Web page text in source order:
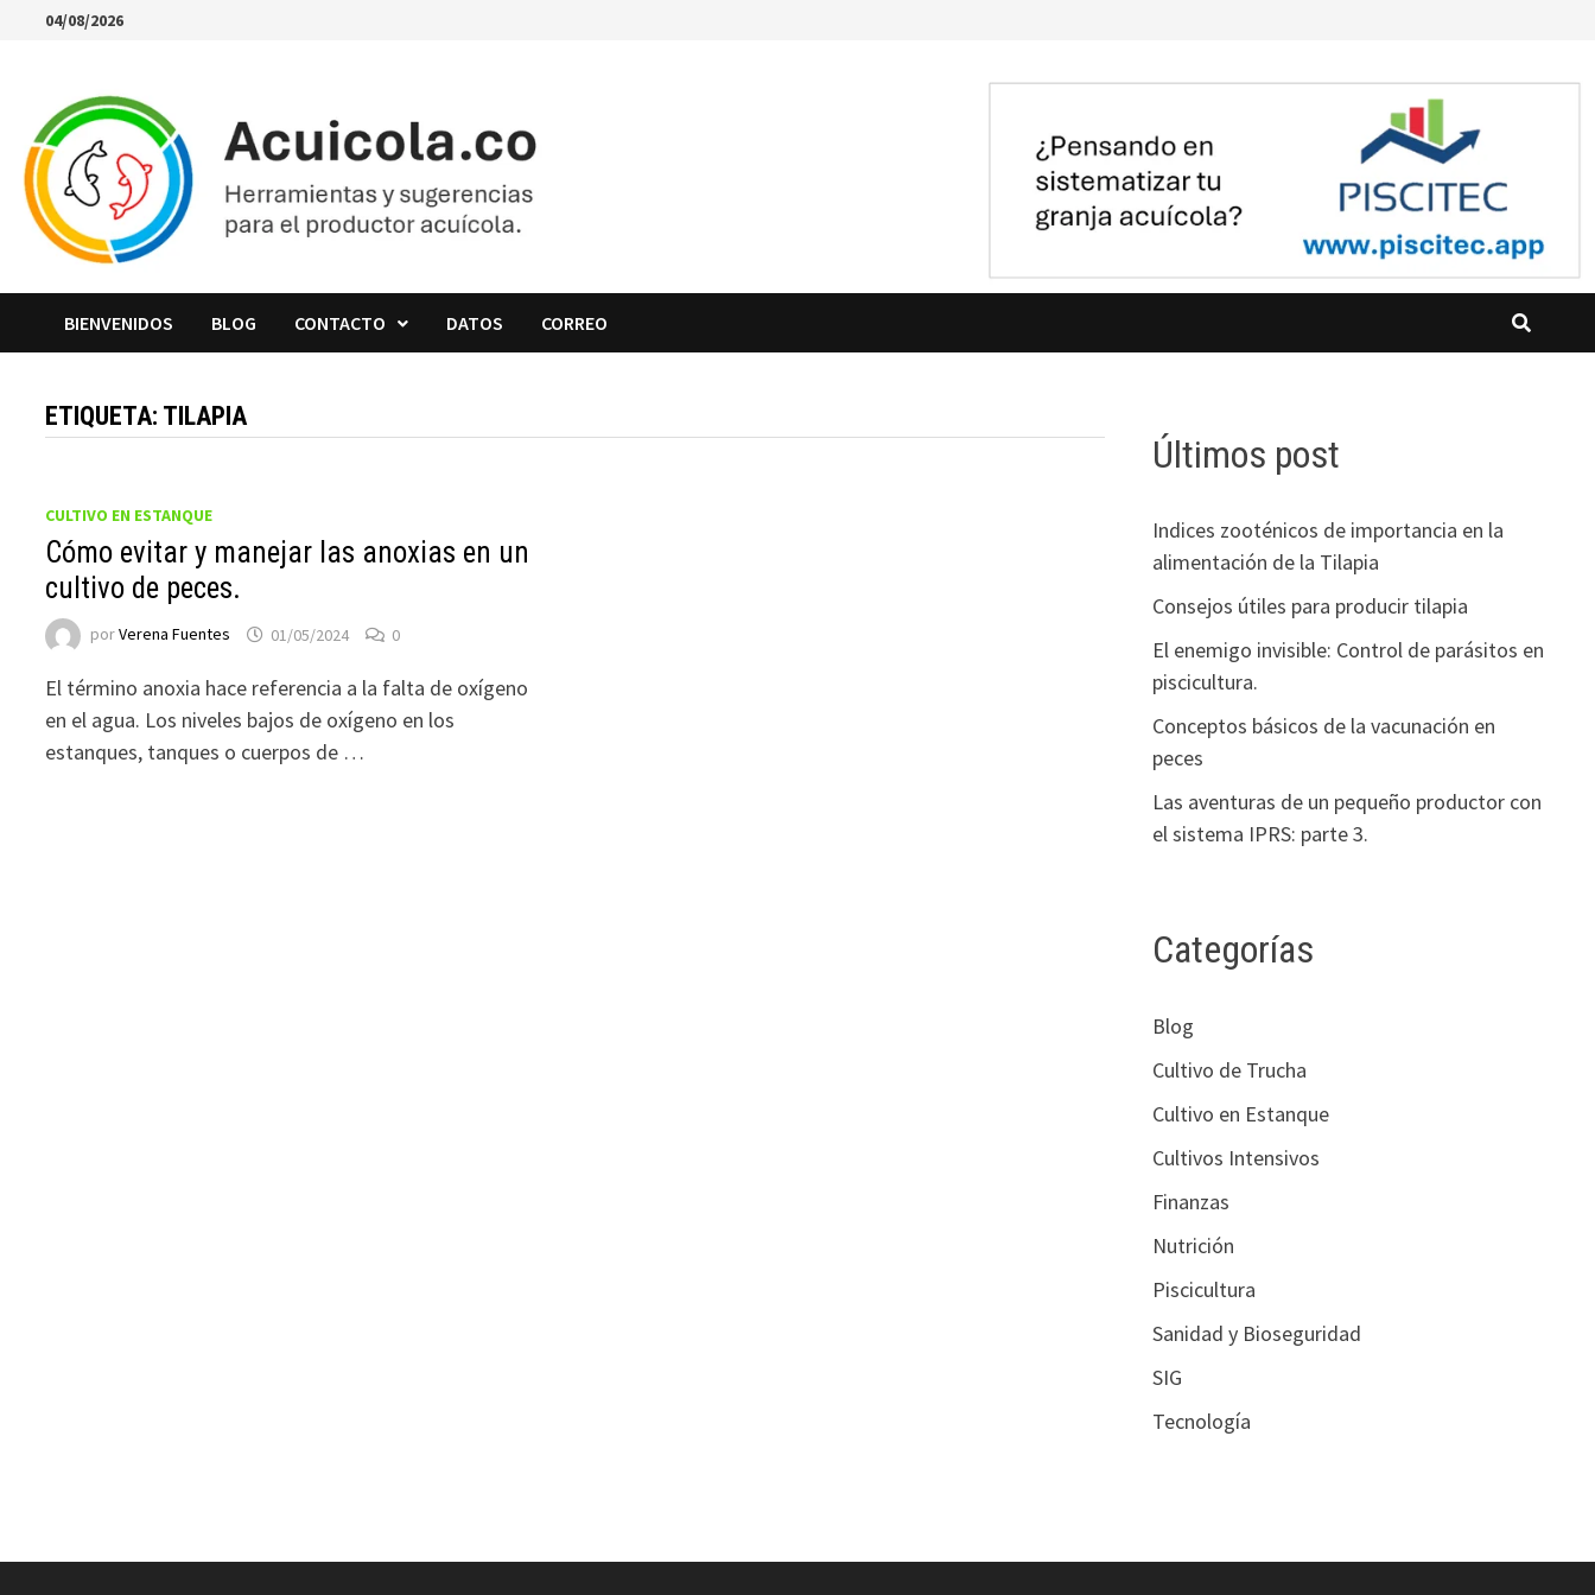
Saltar04/08/2026
BIENVENIDOS BLOG CONTACTO DATOS CORREO
ETIQUETA: TILAPIA
CULTIVO EN ESTANQUE
Cómo evitar y manejar las anoxias en un
cultivo de peces.
porVerena Fuentes 01/05/2024 0
El término anoxia hace referencia a la falta de oxígeno
en el agua. Los niveles bajos de oxígeno en los
estanques, tanques o cuerpos de …
Últimos post
Indices zooténicos de importancia en la
alimentación de la Tilapia
Consejos útiles para producir tilapia
El enemigo invisible: Control de parásitos en
piscicultura.
Conceptos básicos de la vacunación en
peces
Las aventuras de un pequeño productor con
el sistema IPRS: parte 3.
Categorías
Blog
Cultivo de Trucha
Cultivo en Estanque
Cultivos Intensivos
Finanzas
Nutrición
Piscicultura
Sanidad y Bioseguridad
SIG
Tecnología